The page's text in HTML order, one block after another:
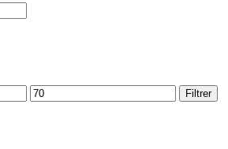
Prix
max
Filtrer